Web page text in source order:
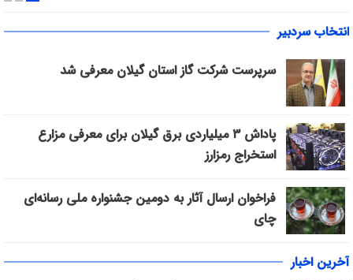
انتخاب سردبیر
سرپرست شرکت گاز استان گیلان معرفی شد
پاداش ۳ میلیاردی برق گیلان برای معرفی مزارع
استخراج رمزارز
فراخوان ارسال آثار به دومین جشنواره ملی رسانه‌ای
چای
آخرین اخبار